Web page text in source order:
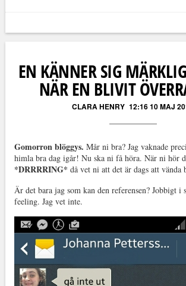
EN KÄNNER SIG
NÄR EN BLIVIT
CLARA HENRY 12:16 10 MAJ
Gomorron blöggys. Mår ni bra? Jag vaknade
himla bra dag igår! Nu ska ni få höra. När ni hör
*DRRRRING* då vet ni att det är dags att vända
Är det bara jag som kan den referensen? Jobbigt i
feeling. Jag vet inte.